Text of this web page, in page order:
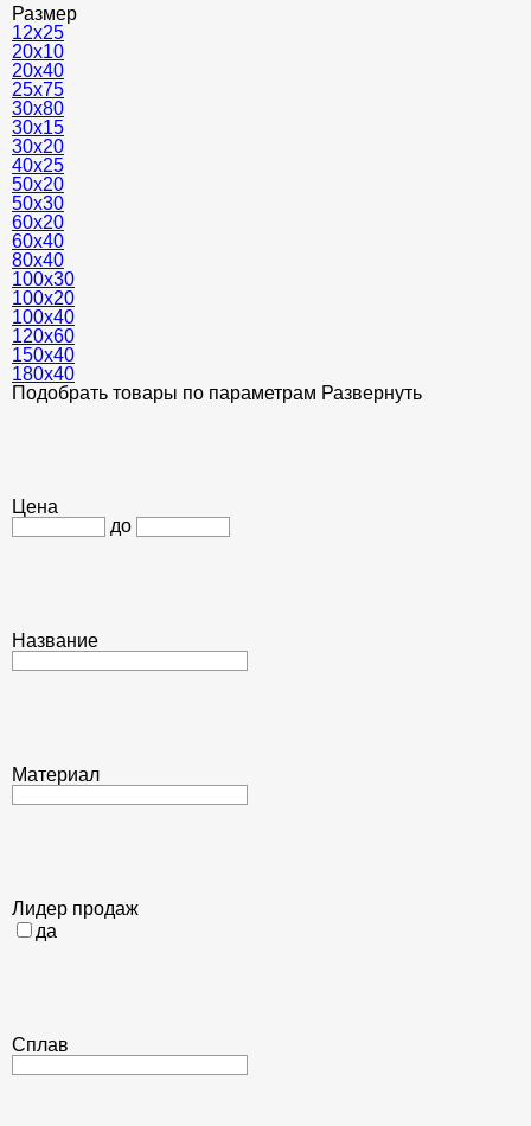
Размер
12х25
20х10
20х40
25х75
30х80
30х15
30х20
40х25
50х20
50х30
60x20
60х40
80х40
100x30
100х20
100х40
120х60
150x40
180x40
Подобрать товары по параметрам Развернуть
Цена
до
Название
Материал
Лидер продаж
да
Сплав